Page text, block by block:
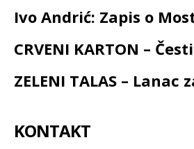
Ivo Andrić: Zapis o
CRVENI KARTON –
ZELENI TALAS – Lanac
KONTAKT